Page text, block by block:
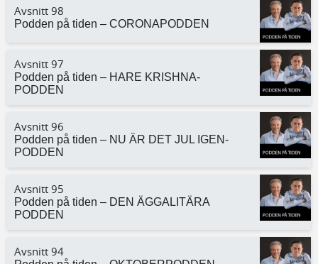
Avsnitt 98
Podden på tiden – CORONAPODDEN
Avsnitt 97
Podden på tiden – HARE KRISHNA-
PODDEN
Avsnitt 96
Podden på tiden – NU ÄR DET JUL IGEN-
PODDEN
Avsnitt 95
Podden på tiden – DEN ÄGGALITÄRA
PODDEN
Avsnitt 94